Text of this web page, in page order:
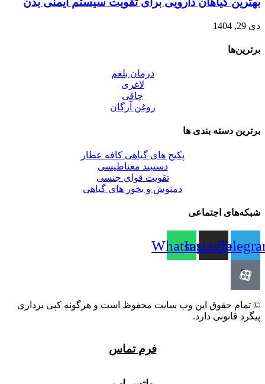
دی 29, 1404
برترین‌ها
درمان بلغم
لاغری
چاقی
روغن آرگان
برترین‌ دسته بندی ها
پکیج های گیاهی کافه عطار
دستبند مغناطیسی
تقویت قوای جنسی
دمنوش و بخور های گیاهی
شبکه‌های اجتماعی
Instagram
Whatsapp
© تمام حقوق این وب سایت محفوظ است و هرگونه کپی برداری
پیگرد قانونی دارد.
فرم تماس